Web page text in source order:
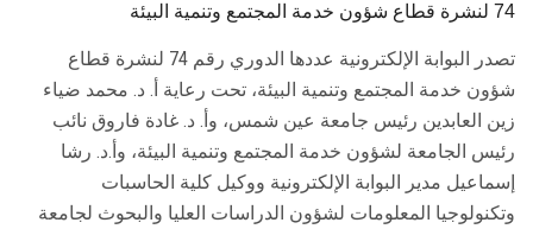
74 لنشرة قطاع شؤون خدمة المجتمع وتنمية البيئة
تصدر البوابة الإلكترونية عددها الدوري رقم 74 لنشرة قطاع
شؤون خدمة ‏المجتمع وتنمية البيئة، تحت رعاية أ. د. محمد ضياء
زين العابدين رئيس جامعة عين شمس، وأ. د. غادة فاروق نائب
رئيس الجامعة لشؤون خدمة المجتمع وتنمية البيئة، وأ.د. رشا
إسماعيل مدير البوابة الإلكترونية ووكيل كلية الحاسبات
وتكنولوجيا المعلومات لشؤون الدراسات العليا والبحوث لجامعة